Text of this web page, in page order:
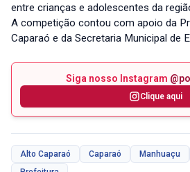
entre crianças e adolescentes da
A competição contou com apoio da
Caparaó e da Secretaria Municipal de
Siga nosso Instagram
Clique aqui
Alto Caparaó Caparaó Manhuaçu